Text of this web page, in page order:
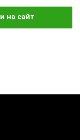
на сайт